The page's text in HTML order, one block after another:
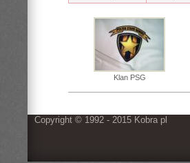
Klan PSG
Copyright © 1992 - 2015 Kobra pl